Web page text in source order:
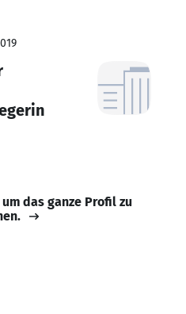
das ganze Profil zu